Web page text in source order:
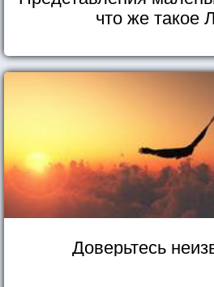
что же такое
Доверьтесь